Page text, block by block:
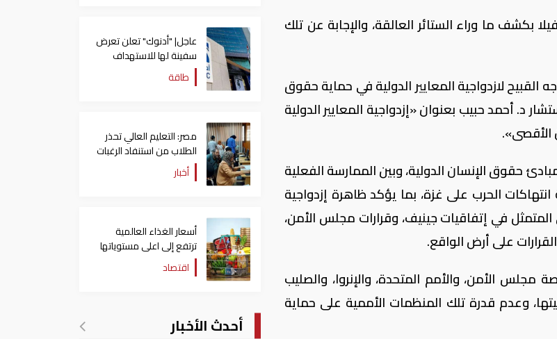
بكشف ما وراء الستائر العالقة، والإجابة عن تلك
لازدواجية المعايير الدولية في حماية حقوق
د. أحمد حبيب بعنوان «إزدواجية المعايير الدولية
حقوق الإنسان الدولية، وبين الممارسة الفعلية
الحرب على غزة، بما يؤكد ظاهرة إزدواجية
المتمثل في إتفاقيات جينيف، وقرارات مجلس الأمن،
على أرض الواقع.
الأمن، والأمم المتحدة، والإنروا، والصليب
وعدم قدرة تلك المنظمات الأممية على حماية
عاجل| "أدنوك" تعلن تعرض
سفينة لها للاستهداف
بصاروخ في مضيق هرمز
طاقة
مصر: التعليم العالي تحذر
الطلاب من استنفاد الرغبات
قبل غلق التسجيل
أخبار
أسعار الغذاء العالمية
ترتفع إلى اعلى مستوياتها
منذ 3 سنواتاقتصاد
أحدث الأخبار